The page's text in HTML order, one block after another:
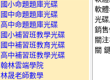
國小命題題庫光碟
國中命題題庫光碟
高中命題題庫光碟
國小補習班教學光碟
國中補習班教育光碟
高中補習班教學光碟
翰林雲端學院
林晟老師數學
軟
光碟
銷
關注
關